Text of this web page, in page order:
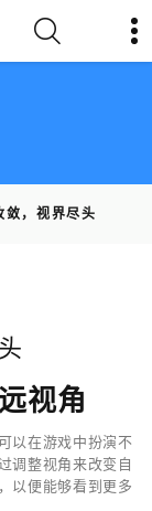
敛，视界尽头
视角
以在游戏中扮演不
调整视角来改变自
以便能够看到更多